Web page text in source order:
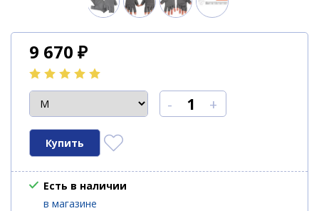
9 670 ₽
- +
Есть в наличии
в магазине